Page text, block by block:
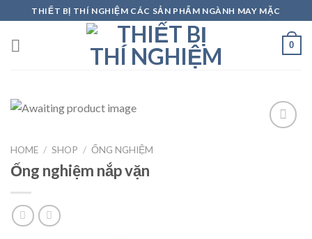
to
content
THIẾT BỊ THÍ NGHIỆM CÁC SẢN PHẨM NGÀNH MAY MẶC
0
HOME / SHOP / ỐNG NGHIỆM
Ống nghiệm nắp vặn